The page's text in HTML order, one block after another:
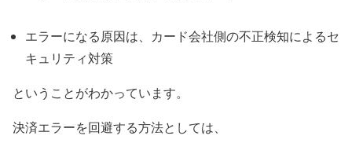
エラーになる原因は、カード会社側の不正検知によるセ
キュリティ対策
ということがわかっています。
決済エラーを回避する方法としては、